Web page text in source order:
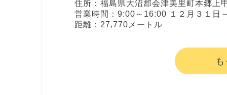
住所：福島県大沼郡会津美里町本郷上
営業時間：9:00～16:00 １２月３１
距離：27,770メートル